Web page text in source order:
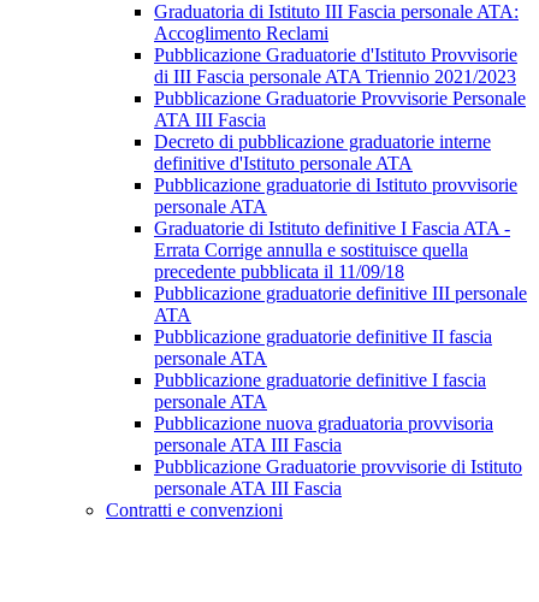
Graduatoria di Istituto III Fascia personale ATA:
Accoglimento Reclami
Pubblicazione Graduatorie d'Istituto Provvisorie
di III Fascia personale ATA Triennio 2021/2023
Pubblicazione Graduatorie Provvisorie Personale
ATA III Fascia
Decreto di pubblicazione graduatorie interne
definitive d'Istituto personale ATA
Pubblicazione graduatorie di Istituto provvisorie
personale ATA
Graduatorie di Istituto definitive I Fascia ATA -
Errata Corrige annulla e sostituisce quella
precedente pubblicata il 11/09/18
Pubblicazione graduatorie definitive III personale
ATA
Pubblicazione graduatorie definitive II fascia
personale ATA
Pubblicazione graduatorie definitive I fascia
personale ATA
Pubblicazione nuova graduatoria provvisoria
personale ATA III Fascia
Pubblicazione Graduatorie provvisorie di Istituto
personale ATA III Fascia
Contratti e convenzioni